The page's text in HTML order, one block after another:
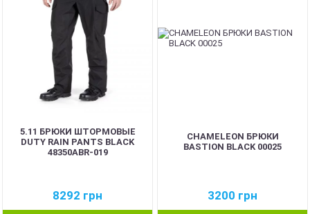
5.11 БРЮКИ ШТОРМОВЫЕ
DUTY RAIN PANTS BLACK
48350ABR-019
8292 грн
CHAMELEON БРЮКИ
BASTION BLACK 00025
3200 грн